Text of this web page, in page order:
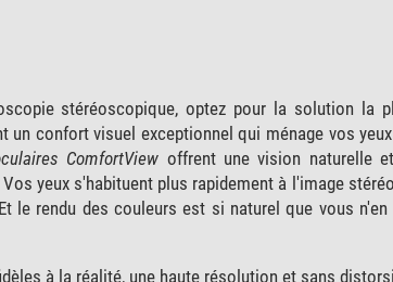
stéréoscopique, optez pour la solution la
confort visuel exceptionnel qui ménage vos
ComfortView offrent une vision naturelle
yeux s'habituent plus rapidement à l'image
le rendu des couleurs est si naturel que vous
à la réalité, une haute résolution et sans